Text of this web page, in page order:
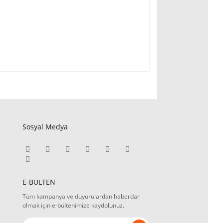
Sosyal Medya
E-BÜLTEN
Tüm kampanya ve duyurulardan haberdar
olmak için e-bültenimize kaydolunuz.